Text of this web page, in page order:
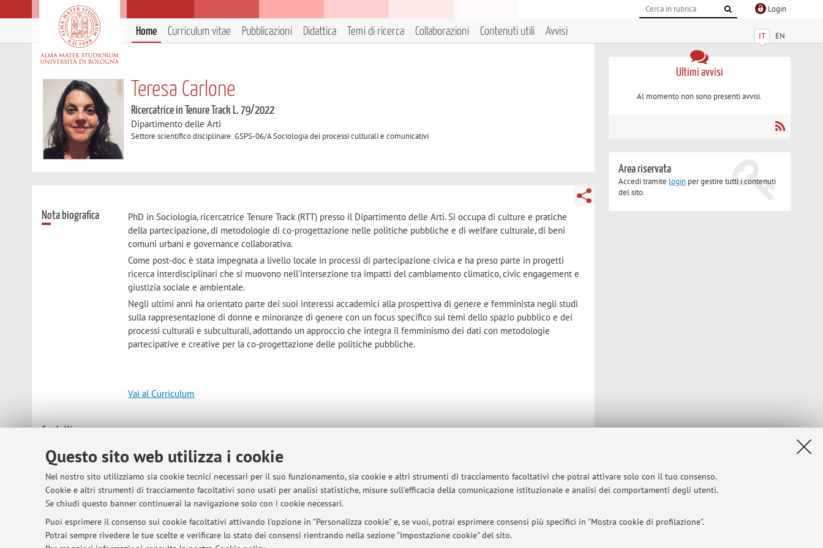
Questo sito web utilizza i cookie
Nel nostro sito utilizziamo sia cookie tecnici necessari per il suo funzionamento, sia cookie e altri strumenti di tracciamento facoltativi che potrai attivare solo con il tuo consenso.
Cookie e altri strumenti di tracciamento facoltativi sono usati per analisi statistiche, misure sull'efficacia della comunicazione istituzionale e analisi dei comportamenti degli utenti.
Se chiudi questo banner continuerai la navigazione solo con i cookie necessari.
Puoi esprimere il consenso sui cookie facoltativi attivando l'opzione in "Personalizza cookie" e, se vuoi, potrai esprimere consensi più specifici in "Mostra cookie di profilazione".
Potrai sempre rivedere le tue scelte e verificare lo stato dei consensi rientrando nella sezione "Impostazione cookie" del sito.
Login
IT EN
Home Curriculum vitae Pubblicazioni Didattica Temi di ricerca Collaborazioni Contenuti utili Avvisi
Teresa Carlone
Ricercatrice in Tenure Track L. 79/2022
Dipartimento delle Arti
Settore scientifico disciplinare: GSPS-06/A Sociologia dei processi culturali e comunicativi
Nota biografica
PhD in Sociologia, ricercatrice Tenure Track (RTT) presso il Dipartimento delle Arti. Si occupa di culture e pratiche
della partecipazione, di metodologie di co-progettazione nelle politiche pubbliche e di welfare culturale, di beni
comuni urbani e governance collaborativa.
Come post-doc è stata impegnata a livello locale in processi di partecipazione civica e ha preso parte in progetti
ricerca interdisciplinari che si muovono nell'intersezione tra impatti del cambiamento climatico, civic engagement e
giustizia sociale e ambientale.
Negli ultimi anni ha orientato parte dei suoi interessi accademici alla prospettiva di genere e femminista negli studi
sulla rappresentazione di donne e minoranze di genere con un focus specifico sui temi dello spazio pubblico e dei
processi culturali e subculturali, adottando un approccio che integra il femminismo dei dati con metodologie
partecipative e creative per la co-progettazione delle politiche pubbliche.
Vai al Curriculum
Contatti
Dipartimento delle Arti
Via Barberia 4, Bologna - Vai alla mappa
Risorse in rete ORCID
Ultimi avvisi
Al momento non sono presenti avvisi.
Area riservata
Accedi tramite login per gestire tutti i contenuti
del sito.